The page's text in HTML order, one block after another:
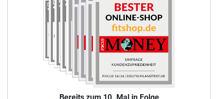
Bereits zum 10. Mal in Folge